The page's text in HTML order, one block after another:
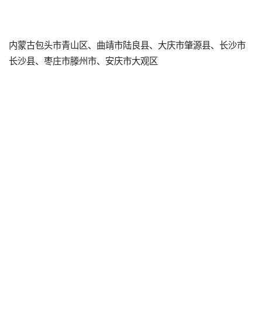
内蒙古包头市青山区、曲靖市陆良县、大庆市肇源县、长沙市
长沙县、枣庄市滕州市、安庆市大观区